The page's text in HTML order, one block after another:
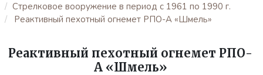
Стрелковое вооружение в период с 1961 по 1990 г.
Реактивный пехотный огнемет РПО-А «Шмель»
Реактивный пехотный огнемет РПО-
А «Шмель»